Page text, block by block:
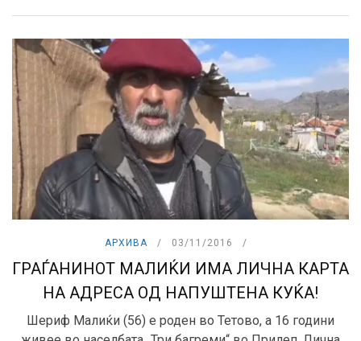
АРХИВА 03/11/2016
ГРАЃАНИНОТ МАЛИЌИ ИМА ЛИЧНА КАРТА
НА АДРЕСА ОД НАПУШТЕНА КУЌА!
Шериф Малиќи (56) е роден во Тетово, а 16 години